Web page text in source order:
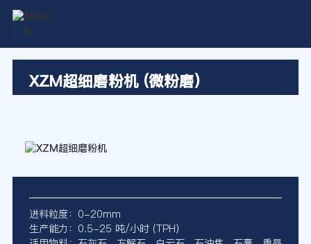
XZM超细磨粉机 (微粉磨)
进料粒度：0-20mm
生产能力：0.5-25 吨/小时 (TPH)